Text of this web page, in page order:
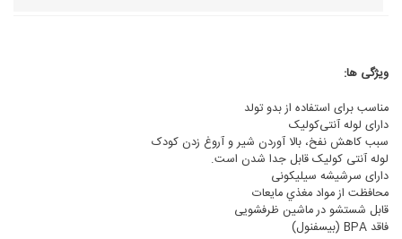
ویژگی ها:
مناسب برای استفاده از بدو تولد
دارای لوله آنتی‌کولیک
سبب کاهش نفخ، بالا آوردن شیر و آروغ زدن کودک
لوله آنتی کولیک قابل جدا شدن است.
دارای سرشیشه سیلیکونی
محافظت از مواد مغذي مايعات
قابل شستشو در ماشین ظرفشویی
فاقد BPA (بيسفنول)